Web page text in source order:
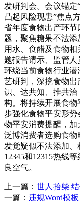
发研判会。会议锚
凸起风险现患”焦点
省年度食物出产环
题，聚焦糖果不法添
用水、食醋及食物
题报告请示、监管人
环绕当前食物行业
艺研判，深挖食物
识、达共知、推共
构。将持续开展食
步强化食物平安形
物平安消费提醒，
泛博消费者选购食
发觉疑似不法添加
12345和12315热线
良空气。
上一篇： 世人拾柴
一篇： 违规Word模板